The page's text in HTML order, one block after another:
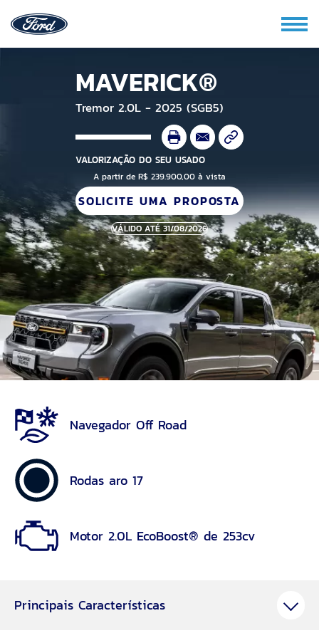
MAVERICK®
Tremor 2.0L - 2025 (SGB5)
VALORIZAÇÃO DO SEU USADO
A partir de R$ 239.900,00 à vista
SOLICITE UMA PROPOSTA
VÁLIDO ATÉ 31/08/2026
Navegador Off Road
Rodas aro 17
Motor 2.0L EcoBoost® de 253cv
Principais Características